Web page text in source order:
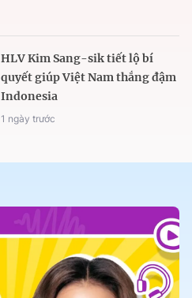
HLV Kim Sang-sik tiết lộ bí
quyết giúp Việt Nam thắng đậm
Indonesia
1 ngày trước